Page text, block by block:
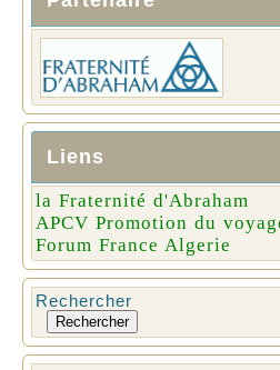
Liens
la Fraternité d'Abraham
APCV Promotion du
Forum France Algerie
Rechercher
Rechercher